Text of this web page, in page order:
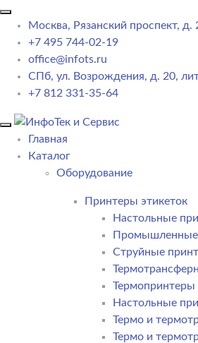
Москва, Рязанский проспект, д.
+7 495 744-02-19
office@infots.ru
СПб, ул. Возрождения, д. 20,
+7 812 331-35-64
Главная
Каталог
Оборудование
Принтеры этикеток
Настольные
Промышленные
Струйные
Термопринтеры
Настольные
Термо и
Термо и